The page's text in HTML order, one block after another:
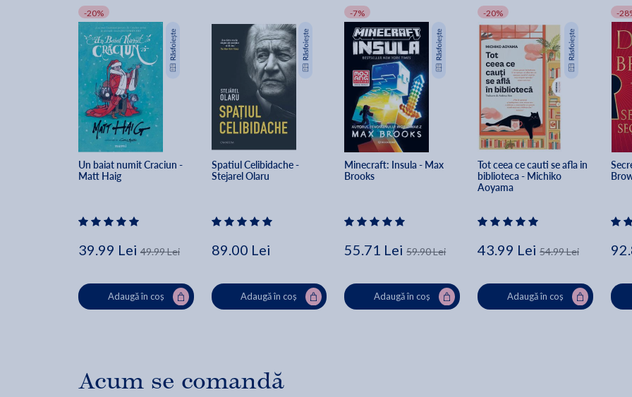
-20%
Un baiat numit Craciun -
Matt Haig
39.99 Lei 49.99 Lei
Adaugă în coș
Spatiul Celibidache -
Stejarel Olaru
89.00 Lei
Adaugă în coș
-7%
Minecraft: Insula - Max
Brooks
55.71 Lei 59.90 Lei
Adaugă în coș
-20%
Tot ceea ce cauti se afla in
biblioteca - Michiko
Aoyama
43.99 Lei 54.99 Lei
Adaugă în coș
-
Acum se comandă